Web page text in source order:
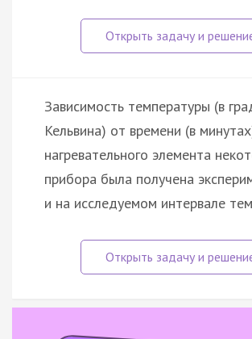
Зависимость температуры (в
Кельвина) от времени (в
нагревательного элемента
прибора была получена
и на исследуемом интервале